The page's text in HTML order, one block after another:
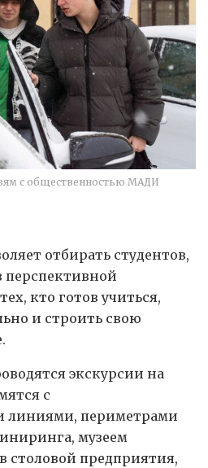
с общественностью МАДИ
отбирать студентов,
перспективной
кто готов учиться,
и строить свою
экскурсии на
с
линиями, периметрами
музеем
столовой предприятия,